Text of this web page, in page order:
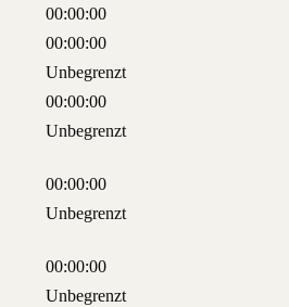
00:00:00
00:00:00
Unbegrenzt
00:00:00
Unbegrenzt
00:00:00
Unbegrenzt
00:00:00
Unbegrenzt